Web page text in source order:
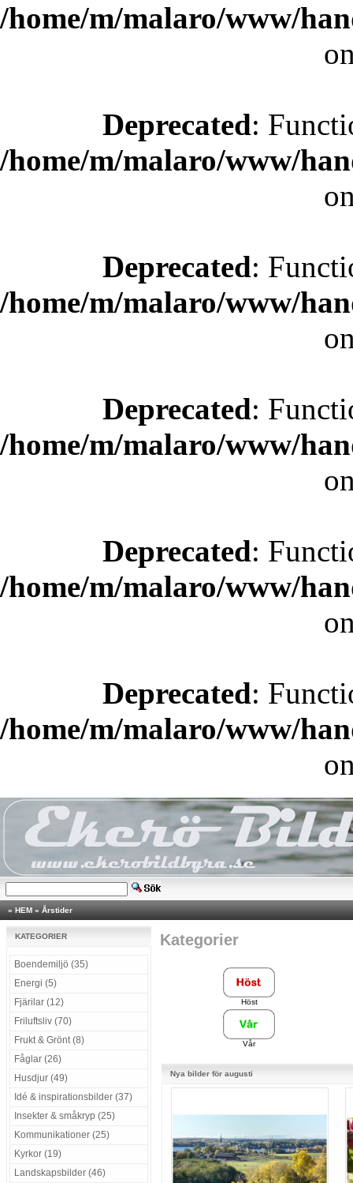
/home/m/malaro/www/
Deprecated:
/home/m/malaro/www/
Deprecated:
/home/m/malaro/www/
Deprecated:
/home/m/malaro/www/
Deprecated:
/home/m/malaro/www/
Deprecated:
/home/m/malaro/www/
» HEM » Årstider
KATEGORIER
Boendemiljö (35)
Energi (5)
Fjärilar (12)
Friluftsliv (70)
Frukt & Grönt (8)
Fåglar (26)
Husdjur (49)
Idé & inspirationsbilder (37)
Insekter & småkryp (25)
Kommunikationer (25)
Kyrkor (19)
Landskapsbilder (46)
Kategorier
Höst
Vår
Nya bilder för augusti